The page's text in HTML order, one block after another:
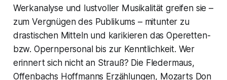
Werkanalyse und lustvoller Musikalität greifen sie –
zum Vergnügen des Publikums – mitunter zu
drastischen Mitteln und karikieren das Operetten-
bzw. Opernpersonal bis zur Kenntlichkeit. Wer
erinnert sich nicht an Strauß? Die Fledermaus,
Offenbachs Hoffmanns Erzählungen, Mozarts Don